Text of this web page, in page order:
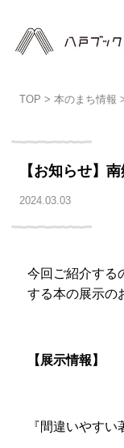
TOP > 本のまち情報
【お知らせ】
2024.03.03
今回ご紹介する
する本の展示の
【展示情報】
『間違いやすい